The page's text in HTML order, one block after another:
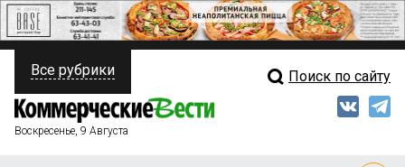
ПОЛИТИКА
ФИНАНСЫ
Свежий выпуск
Все рубрики Поиск по сайту
Воскресенье, 9 Августа